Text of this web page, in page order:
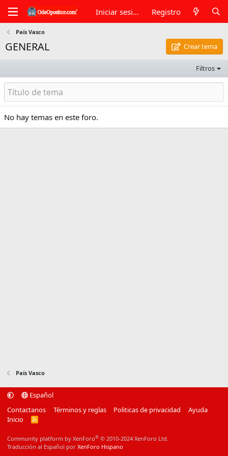
Iniciar sesión Registro
País Vasco
GENERAL Crear tema
Filtros
No hay temas en este foro.
País Vasco
Español
Contactanos
Términos y reglas Politicas de privacidad
Ayuda
Inicio
R
Community platform by XenForo® © 2010-2024 XenForo Ltd.
Traducción al Español por XenForo Hispano